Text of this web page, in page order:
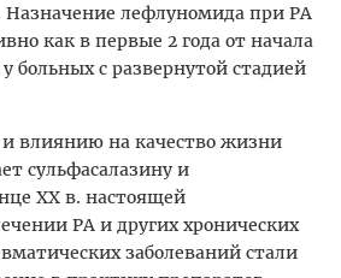
Назначение лефлуномида при РА
как в первые 2 года от начала
больных с развернутой стадией
влиянию на качество жизни
сульфасалазину и
XX в. настоящей
РА и других хронических
заболеваний стали